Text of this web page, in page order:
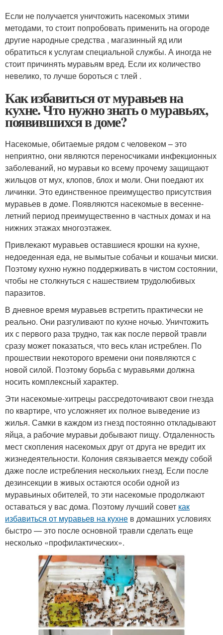
Если не получается уничтожить насекомых этими
методами, то стоит попробовать применить на огороде
другие народные средства , магазинный яд или
обратиться к услугам специальной службы. А иногда не
стоит причинять муравьям вред. Если их количество
невелико, то лучше бороться с тлей .
Как избавиться от муравьев на
кухне. Что нужно знать о муравьях,
появившихся в доме?
Насекомые, обитаемые рядом с человеком – это
неприятно, они являются переносчиками инфекционных
заболеваний, но муравьи ко всему прочему защищают
жильцов от мух, клопов, блох и моли. Они поедают их
личинки. Это единственное преимущество присутствия
муравьев в доме. Появляются насекомые в весенне-
летний период преимущественно в частных домах и на
нижних этажах многоэтажек.
Привлекают муравьев оставшиеся крошки на кухне,
недоеденная еда, не вымытые собачьи и кошачьи миски.
Поэтому кухню нужно поддерживать в чистом состоянии,
чтобы не столкнуться с нашествием трудолюбивых
паразитов.
В дневное время муравьев встретить практически не
реально. Они разгуливают по кухне ночью. Уничтожить
их с первого раза трудно, так как после первой травли
сразу может показаться, что весь клан истреблен. По
прошествии некоторого времени они появляются с
новой силой. Поэтому борьба с муравьями должна
носить комплексный характер.
Эти насекомые-хитрецы рассредоточивают свои гнезда
по квартире, что усложняет их полное выведение из
жилья. Самки в каждом из гнезд постоянно откладывают
яйца, а рабочие муравьи добывают пищу. Отдаленность
мест скопления насекомых друг от друга не вредит их
жизнедеятельности. Колония связывается между собой
даже после истребления нескольких гнезд. Если после
дезинсекции в живых остаются особи одной из
муравьиных обителей, то эти насекомые продолжают
оставаться у вас дома. Поэтому лучший совет как
избавиться от муравьев на кухне в домашних условиях
быстро — это после основной травли сделать еще
несколько «профилактических».